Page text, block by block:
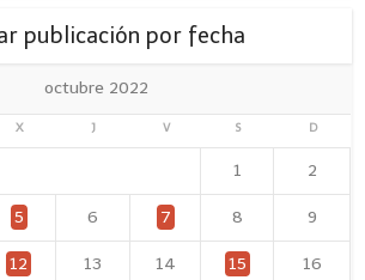
publicación por fecha
octubre 2022
X J V S D
1 2
5 6 7 8 9
12 13 14 15 16